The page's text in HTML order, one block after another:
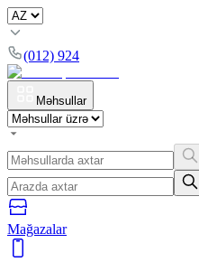
(012) 924
Məhsullar
Mağazalar